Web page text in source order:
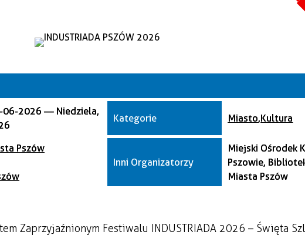
06-2026— Niedziela,
Kategorie Miasto,Kultura
Pszów
Inni Organizatorzy
Miejski Ośrodek
Pszowie,
Miasta Pszów
Zaprzyjaźnionym Festiwalu INDUSTRIADA 2026 – Święta